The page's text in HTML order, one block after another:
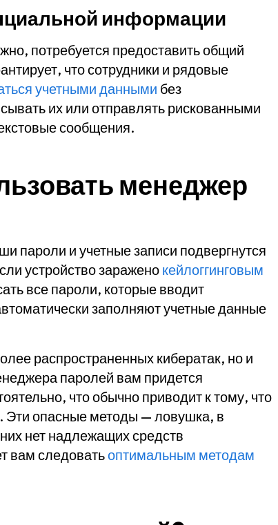
информации
потребуется предоставить общий
что сотрудники и рядовые
учетными данными без
их или отправлять рискованными
сообщения.
менеджер
пароли и учетные записи подвергнутся
устройство заражено кейлоггинговым
все пароли, которые вводит
заполняют учетные данные
распространенных кибератак, но и
паролей вам придется
что обычно приводит к тому, что
Эти опасные методы — ловушка, в
нет надлежащих средств
вам следоватьоптимальным методам